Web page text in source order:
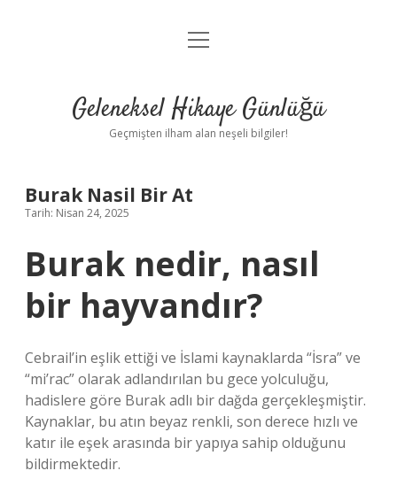
Anasayfa
Yasal Uyarı
menüyü
Geleneksel Hikaye Günlüğü
Geçmişten ilham alan neşeli bilgiler!
Burak Nasil Bir At
Tarih: Nisan 24, 2025
Burak nedir, nasıl
bir hayvandır?
Cebrail’in eşlik ettiği ve İslami kaynaklarda “İsra” ve
“mi’rac” olarak adlandırılan bu gece yolculuğu,
hadislere göre Burak adlı bir dağda gerçekleşmiştir.
Kaynaklar, bu atın beyaz renkli, son derece hızlı ve
katır ile eşek arasında bir yapıya sahip olduğunu
bildirmektedir.